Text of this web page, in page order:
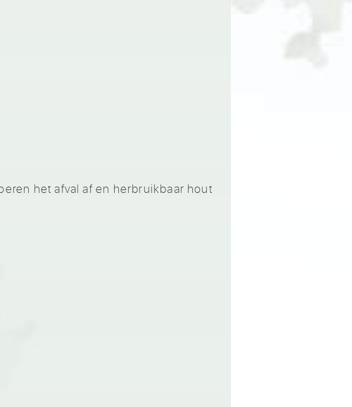
het afval af en herbruikbaar hout